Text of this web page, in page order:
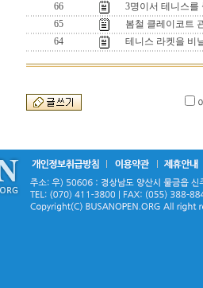
66
3명이서 테니스를
65
봄철 클레이코트
64
테니스 라켓을 비